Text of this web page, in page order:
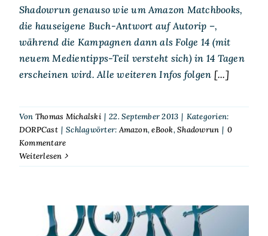
Shadowrun genauso wie um Amazon Matchbooks,
die hauseigene Buch-Antwort auf Autorip –,
während die Kampagnen dann als Folge 14 (mit
neuem Medientipps-Teil versteht sich) in 14 Tagen
erscheinen wird. Alle weiteren Infos folgen [...]
Von Thomas Michalski | 22. September 2013 | Kategorien:
DORPCast | Schlagwörter:Amazon,eBook,Shadowrun | 0
Kommentare
Weiterlesen